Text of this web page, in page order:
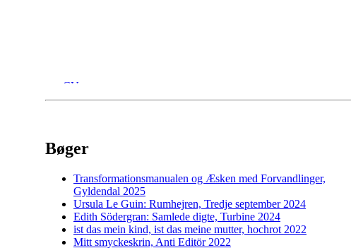
CV
Værker
Bøger
Transformationsmanualen og Æsken med Forvandlinger,
Gyldendal 2025
Ursula Le Guin: Rumhejren, Tredje september 2024
Edith Södergran: Samlede digte, Turbine 2024
ist das mein kind, ist das meine mutter, hochrot 2022
Mitt smyckeskrin, Anti Editör 2022